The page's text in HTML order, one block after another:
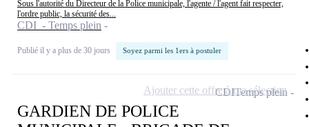
Sous l'autorité du Directeur de la Police municipale, l'agente / l'agent fait respecter,
l'ordre public, la sécurité des...
CDI - Temps plein
Publié il y a plus de 30 jours Soyez parmi les 1ers à postuler
GARDIEN DE POLICE
CDITemps plein
Ajouter cette offre à ma sélection